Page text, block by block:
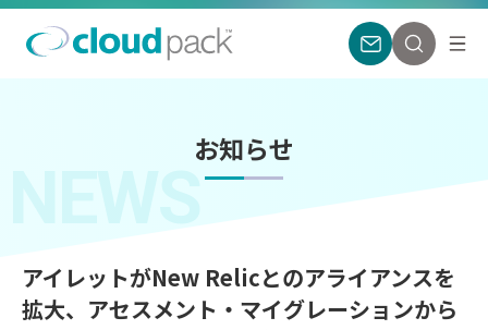
お知らせ
NEWS
アイレットがNew Relicとのアライアンスを
拡大、アセスメント・マイグレーションから